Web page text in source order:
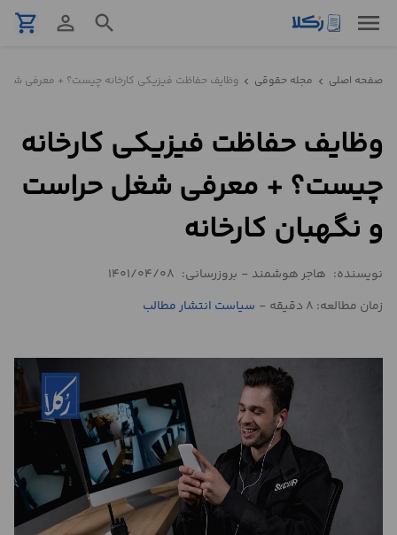
menu
search
person_outline
shopping_cart
نمونه
تنظیم
مشاوره
حقوقی
استعلام
محاسبه
صفحه اصلی chevron_left مجله حقوقی chevron_left وظایف حفاظت فیزیکی کارخانه چیست؟ + معرفی شغل
وظایف حفاظت فیزیکی کارخانه
چیست؟ + معرفی شغل حراست
و نگهبان کارخانه
نویسنده: هاجر هوشمند - بروزرسانی: 1401/04/08
زمان مطالعه: 8 دقیقه
- سیاست انتشار مطالب